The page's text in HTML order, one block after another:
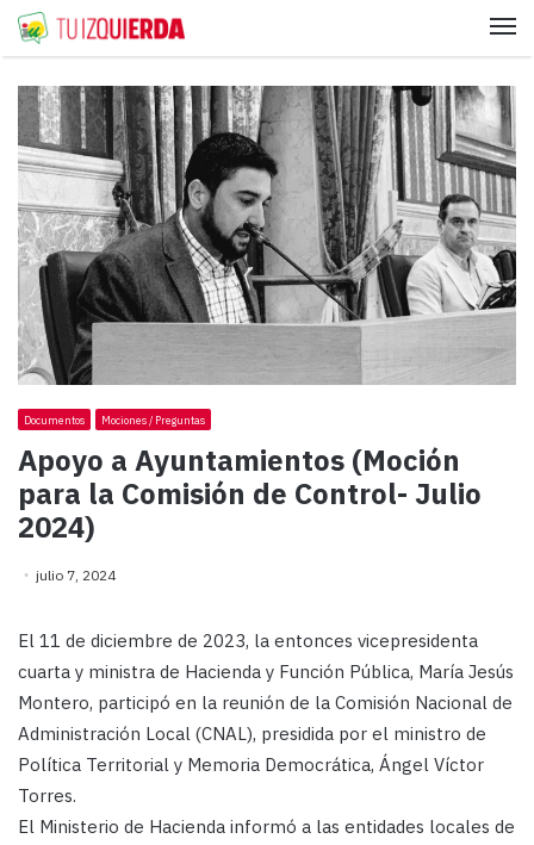
Documentos Mociones / Preguntas
Apoyo a Ayuntamientos (Moción
para la Comisión de Control- Julio
2024)
julio 7, 2024
El 11 de diciembre de 2023, la entonces vicepresidenta
cuarta y ministra de Hacienda y Función Pública, María Jesús
Montero, participó en la reunión de la Comisión Nacional de
Administración Local (CNAL), presidida por el ministro de
Política Territorial y Memoria Democrática, Ángel Víctor
Torres.
El Ministerio de Hacienda informó a las entidades locales de